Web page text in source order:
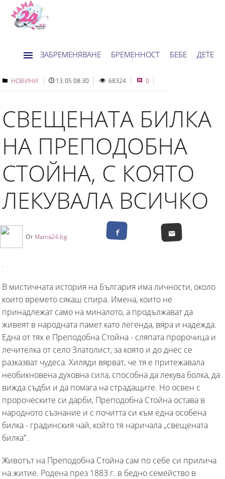
ЗАБРЕМЕНЯВАНЕ БРЕМЕННОСТ БЕБЕ ДЕТЕ
ДОМ НОВИНИ ХОРОСКОП
НОВИНИ 13.05 08:30 68324 0
СВЕЩЕНАТА БИЛКА
НА ПРЕПОДОБНА
СТОЙНА, С КОЯТО
ЛЕКУВАЛА ВСИЧКО
От Mama24.bg
В мистичната история на България има личности, около
които времето сякаш спира. Имена, които не
принадлежат само на миналото, а продължават да
живеят в народната памет като легенда, вяра и надежда.
Една от тях е Преподобна Стойна - сляпата пророчица и
лечителка от село Златолист, за която и до днес се
разказват чудеса. Хиляди вярват, че тя е притежавала
необикновена духовна сила, способна да лекува болка, да
вижда съдби и да помага на страдащите. Но освен с
пророческите си дарби, Преподобна Стойна остава в
народното съзнание и с почитта си към една особена
билка - градинския чай, който тя наричала „свещената
билка".
Животът на Преподобна Стойна сам по себе си прилича
на житие. Родена през 1883 г. в бедно семейство в